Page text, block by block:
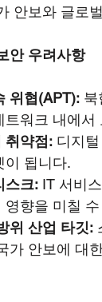
안보와 글로
안 우려사항
위협(APT): 북
트워크 내에
취약점: 디지
이 됩니다.
스크: IT 서비
영향을 미칠
위 산업 타깃:
가 안보에 대